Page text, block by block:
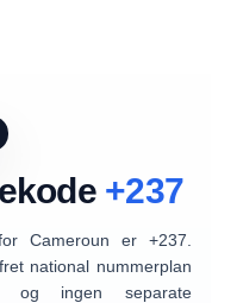
+237
Cameroun er +237
national nummerplan
ingen separate